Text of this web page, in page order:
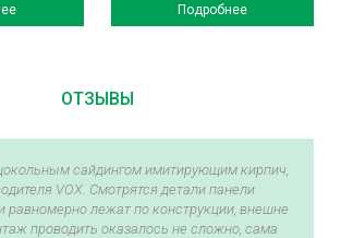
Подробнее
ОТЗЫВЫ
сайдингом имитирующим кирпич,
VOX. Смотрятся детали панели
равномерно лежат по конструкции, внешне
проводить оказалось не сложно, сама